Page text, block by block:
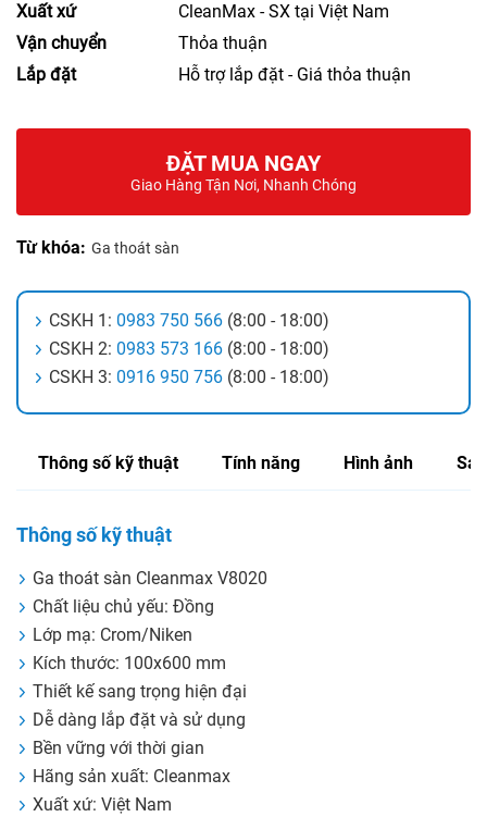
Xuất xứ
CleanMax - SX tại Việt Nam
Vận chuyển
Thỏa thuận
Lắp đặt
Hỗ trợ lắp đặt - Giá thỏa thuận
ĐẶT MUA NGAY
Giao Hàng Tận Nơi, Nhanh Chóng
Từ khóa: Ga thoát sàn
CSKH 1: 0983 750 566 (8:00 - 18:00)
CSKH 2: 0983 573 166 (8:00 - 18:00)
CSKH 3: 0916 950 756 (8:00 - 18:00)
Thông số kỹ thuật Tính năng Hình ảnh
Thông số kỹ thuật
Ga thoát sàn Cleanmax V8020
Chất liệu chủ yếu: Đồng
Lớp mạ: Crom/Niken
Kích thước: 100x600 mm
Thiết kế sang trọng hiện đại
Dễ dàng lắp đặt và sử dụng
Bền vững với thời gian
Hãng sản xuất: Cleanmax
Xuất xứ: Việt Nam